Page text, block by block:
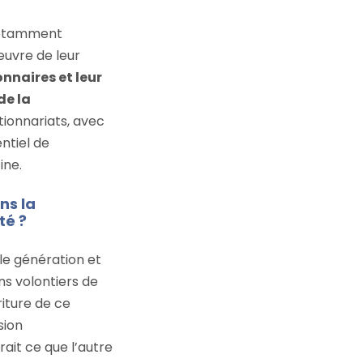
de leur
et leur
la
avec
de
la
?
génération et
volontiers de
de ce
ce que l’autre